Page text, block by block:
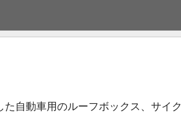
自動車用のルーフボックス、サイク